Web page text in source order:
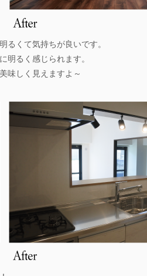
るくて気持ちが良いです。
明るく感じられます。
味しく見えますよ～